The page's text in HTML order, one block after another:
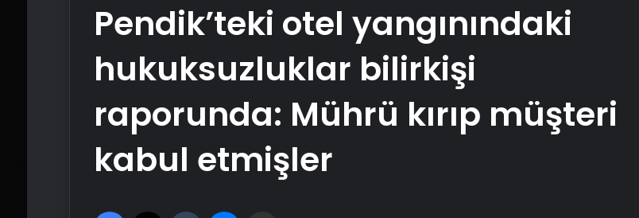
Pendik’teki otel yangınındaki
hukuksuzluklar bilirkişi
raporunda: Mührü kırıp müşteri
kabul etmişler
Facebook Tumblr